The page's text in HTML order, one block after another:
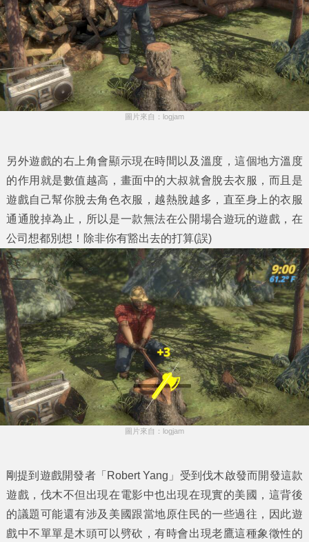
圖片來自：logjam
另外遊戲的右上角會顯示現在時間以及溫度，這個地方溫度
的作用就是數值越高，畫面中的大叔就會脫去衣服，而且是
遊戲自己幫你脫去角色衣服，越熱脫越多，直至身上的衣服
通通脫掉為止，所以是一款無法在公開場合遊玩的遊戲，在
公司想都別想！除非你有豁出去的打算(誤)
圖片來自：logjam
剛提到遊戲開發者「Robert Yang」受到伐木啟發而開發這款
遊戲，伐木不但出現在電影中也出現在現實的美國，這背後
的議題可能還有涉及美國跟當地原住民的一些過往，因此遊
戲中不單單是木頭可以劈砍，有時會出現老鷹這種象徵性的